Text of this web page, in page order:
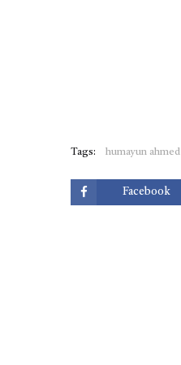
Tags: humayun ahmed
Facebook